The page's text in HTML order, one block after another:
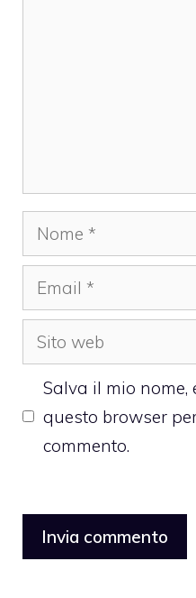
Nome
Email
Sito
web
Salva il mio nome,
questo browser
commento.